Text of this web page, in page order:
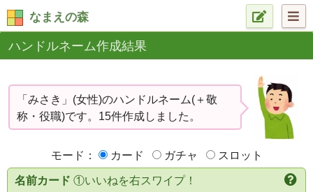
なまえの森
ハンドルネーム作成結果
「みさき」(女性)のハンドルネーム(＋敬
称・役職)です。15件作成しました。
モード： カード ガチャ スロット
名前カード ①いいねを右スワイプ！